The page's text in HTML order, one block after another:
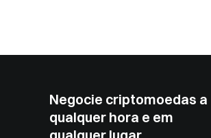
Negocie criptomoedas a
qualquer hora e em